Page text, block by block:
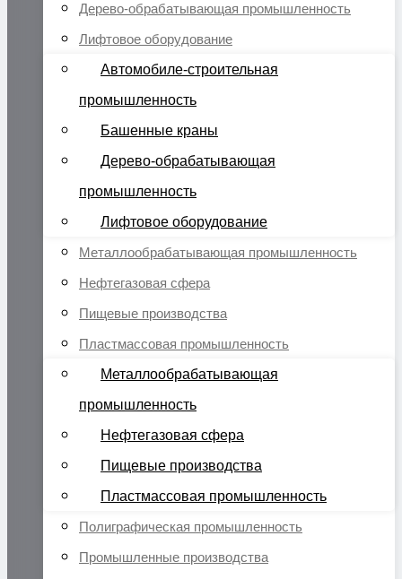
Дерево-обрабатывающая промышленность
Лифтовое оборудование
Автомобиле-строительная
промышленность
Башенные краны
Дерево-обрабатывающая
промышленность
Лифтовое оборудование
Металлообрабатывающая промышленность
Нефтегазовая сфера
Пищевые производства
Пластмассовая промышленность
Металлообрабатывающая
промышленность
Нефтегазовая сфера
Пищевые производства
Пластмассовая промышленность
Полиграфическая промышленность
Промышленные производства